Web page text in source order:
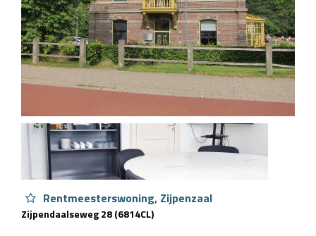
Rentmeesterswoning, Zijpenzaal
Zijpendaalseweg 28 (6814CL)